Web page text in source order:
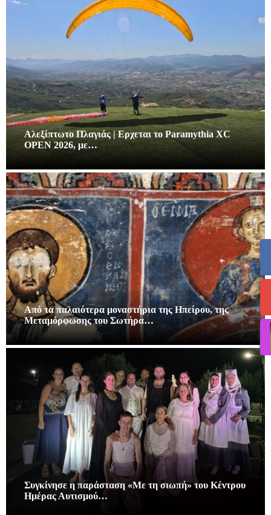
Αλεξίπτωτο Πλαγιάς | Ερχεται το Paramythia XC
OPEN 2026, με…
Από τα παλαιότερα μοναστήρια της Ηπείρου, της
Μεταμόρφωσης του Σωτήρα…
Συγκίνησε η παράσταση «Με τη σιωπή» του Κέντρου
Ημέρας Αυτισμού…